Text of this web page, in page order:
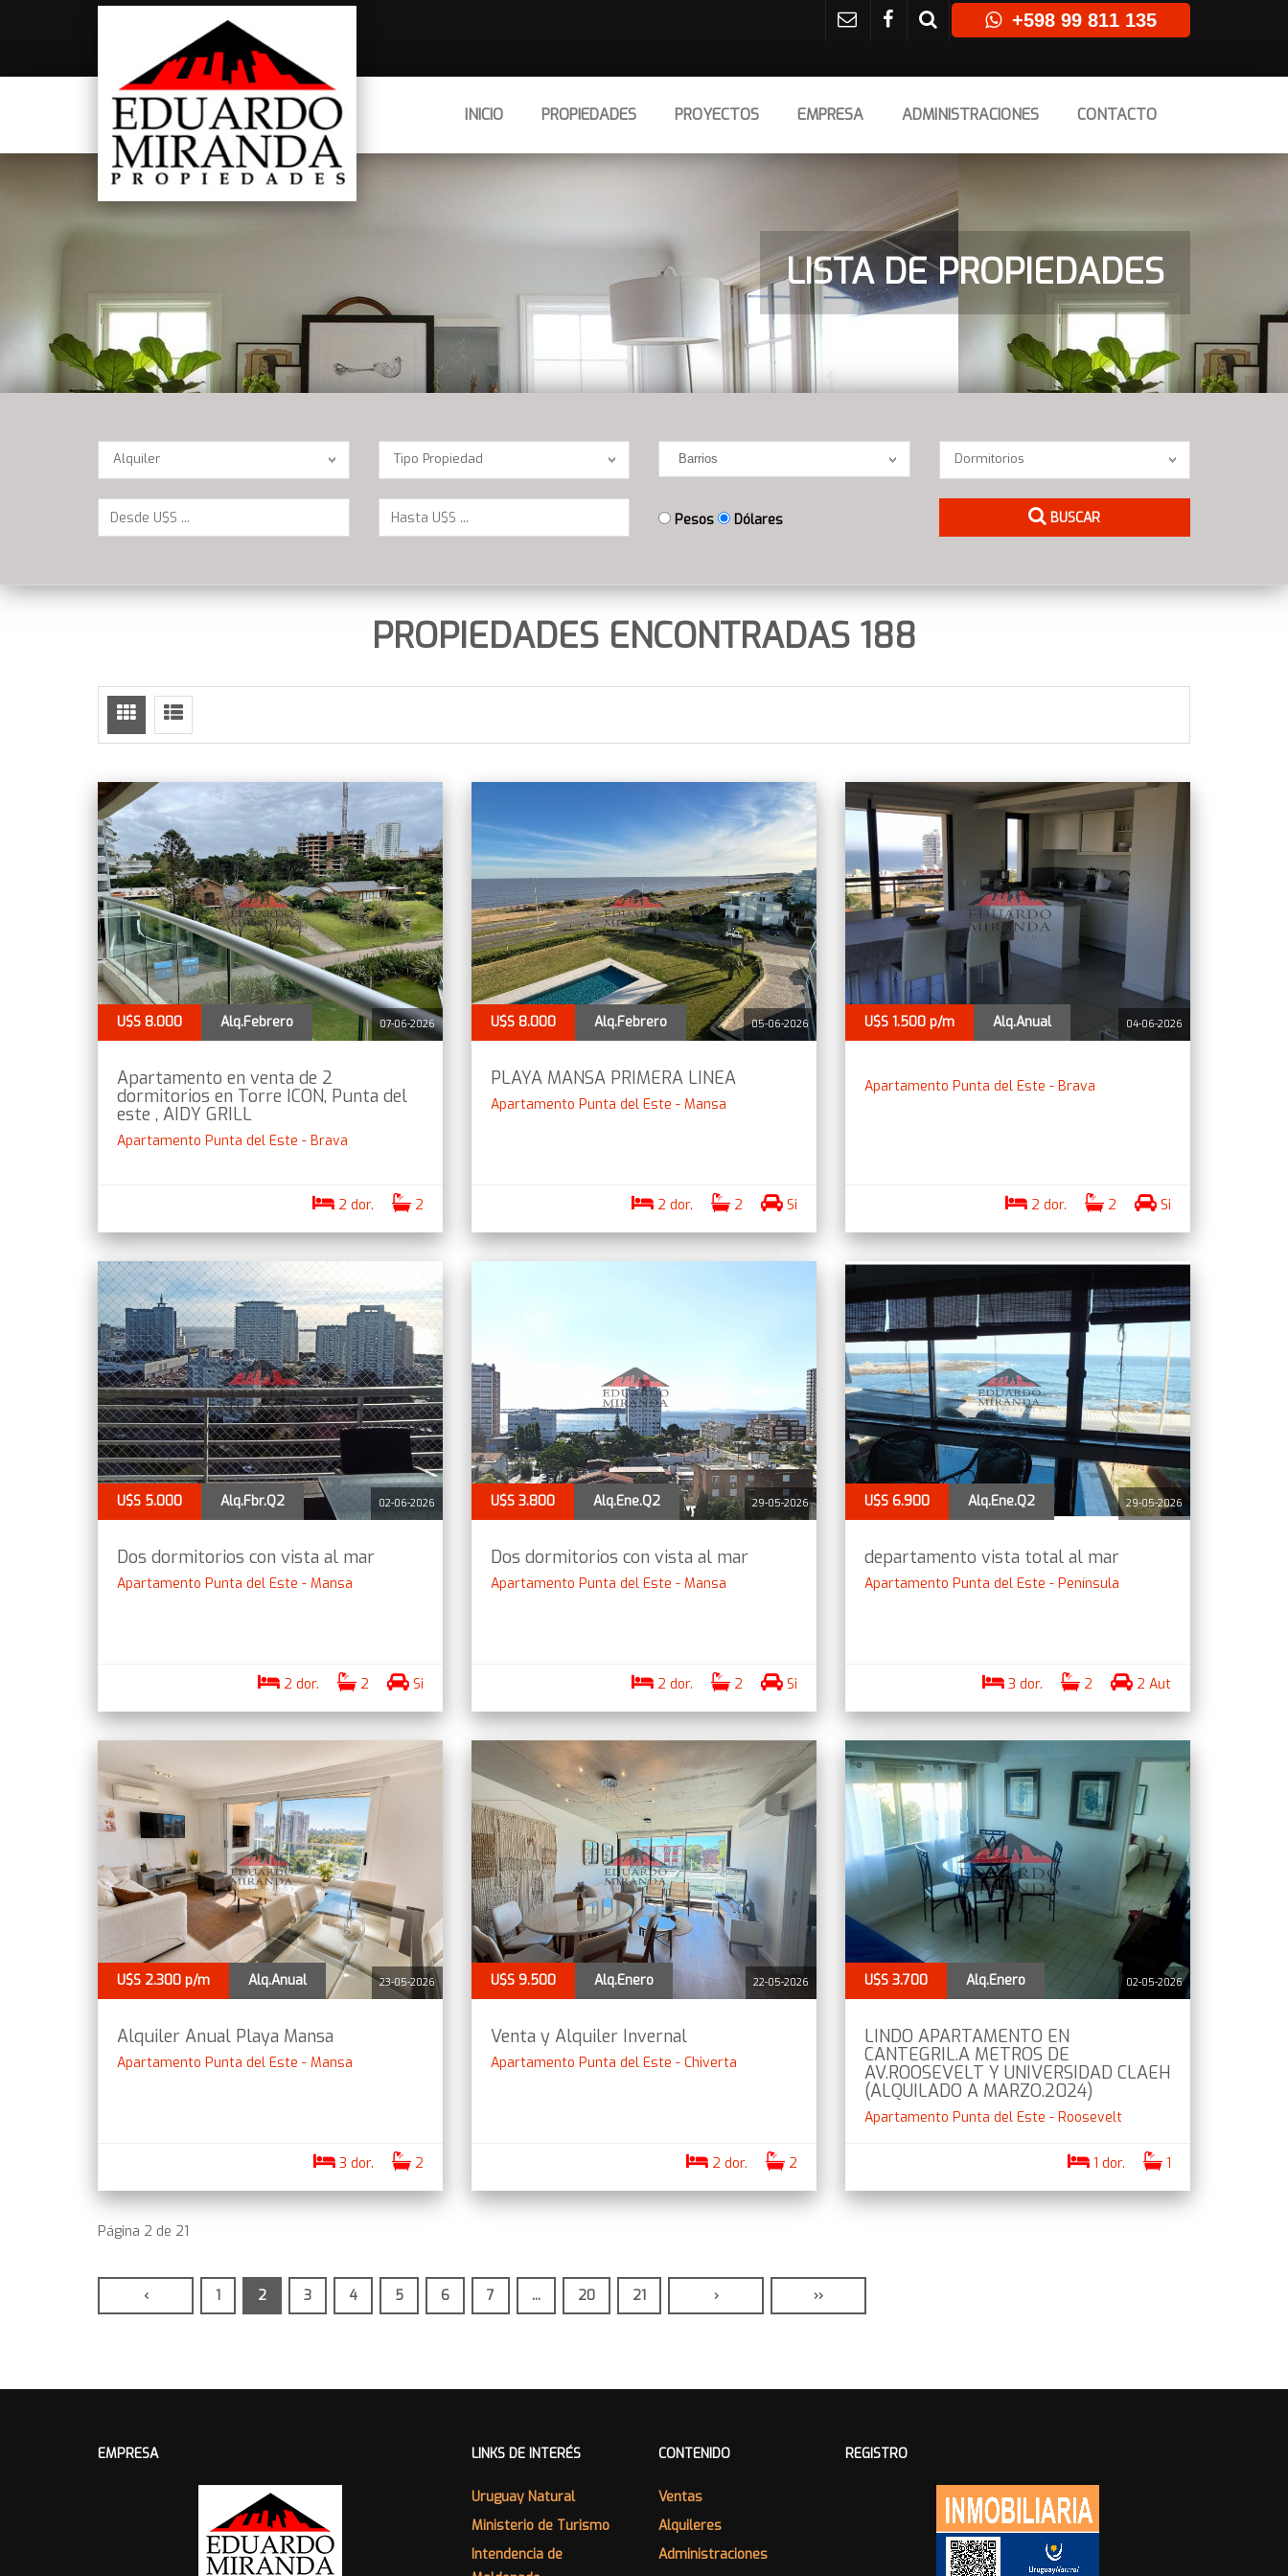
+598 99 811 135
INICIO PROPIEDADES PROYECTOS EMPRESA ADMINISTRACIONES CONTACTO
LISTA DE PROPIEDADES
Operación
Alquiler Location
Tipo Propiedad Barrios Dormitorios
Dormitorios
Pesos Dólares BUSCAR
PROPIEDADES ENCONTRADAS 188
07-06-2026
U$S 8.000 Alq.Febrero
Apartamento en venta de 2
dormitorios en Torre ICON, Punta del
este , AIDY GRILL
Apartamento Punta del Este - Brava
2 dor. 2
05-06-2026
U$S 8.000 Alq.Febrero
PLAYA MANSA PRIMERA LINEA
Apartamento Punta del Este - Mansa
2 dor. 2 Si
04-06-2026
U$S 1.500 p/m Alq.Anual
Apartamento Punta del Este - Brava
2 dor. 2 Si
02-06-2026
U$S 5.000 Alq.Fbr.Q2
Dos dormitorios con vista al mar
Apartamento Punta del Este - Mansa
2 dor. 2 Si
29-05-2026
U$S 3.800 Alq.Ene.Q2
Dos dormitorios con vista al mar
Apartamento Punta del Este - Mansa
2 dor. 2 Si
29-05-2026
U$S 6.900 Alq.Ene.Q2
departamento vista total al mar
Apartamento Punta del Este - Península
3 dor. 2 2 Aut
23-05-2026
U$S 2.300 p/m Alq.Anual
Alquiler Anual Playa Mansa
Apartamento Punta del Este - Mansa
3 dor. 2
22-05-2026
U$S 9.500 Alq.Enero
Venta y Alquiler Invernal
Apartamento Punta del Este - Chiverta
2 dor. 2
02-05-2026
U$S 3.700 Alq.Enero
LINDO APARTAMENTO EN
CANTEGRIL.A METROS DE
AV.ROOSEVELT Y UNIVERSIDAD CLAEH
(ALQUILADO A MARZO.2024)
Apartamento Punta del Este - Roosevelt
1 dor. 1
Página 2 de 21
‹ 1 2 3 4 5 6 7 ... 20 21 › ››
EMPRESA LINKS DE INTERÉS
Uruguay Natural
Ministerio de Turismo
Intendencia de
CONTENIDO
Ventas
Alquileres
Administraciones
REGISTRO